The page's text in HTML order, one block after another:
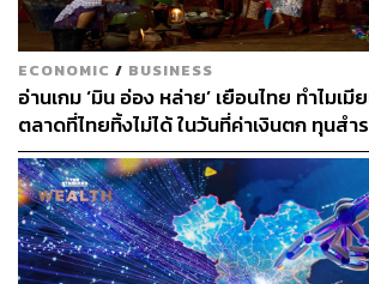
ECONOMIC / BUSINESS
อ่านเกม ‘มิน อ่อง หล่าย’ เยือนไทย ทำไมเมี
ตลาดที่ไทยทิ้งไม่ได้ ในวันที่ค่าเงินตก ทุนสำ